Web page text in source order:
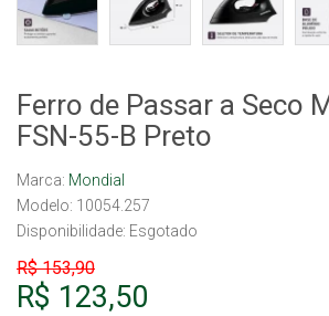
Ferro de Passar a Seco
FSN-55-B Preto
Marca: Mondial
Modelo: 10054.257
Disponibilidade: Esgotado
R$ 153,90
R$ 123,50